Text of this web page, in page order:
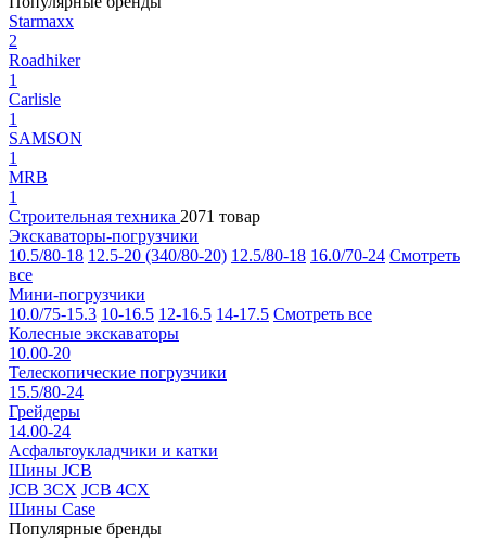
Starmaxx
2
Roadhiker
1
Carlisle
1
SAMSON
1
MRB
1
Строительная техника 2071 товар
Экскаваторы-погрузчики
10.5/80-18 12.5-20 (340/80-20) 12.5/80-18 16.0/70-24 Смотреть
все
Мини-погрузчики
10.0/75-15.3 10-16.5 12-16.5 14-17.5 Смотреть все
Колесные экскаваторы
10.00-20
Телескопические погрузчики
15.5/80-24
Грейдеры
14.00-24
Асфальтоукладчики и катки
Шины JCB
JCB 3CX JCB 4CX
Шины Case
Популярные бренды